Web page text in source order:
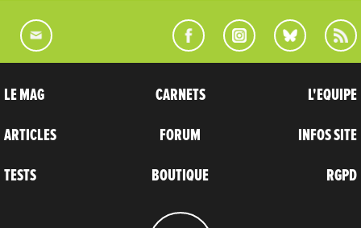
LE MAG
ARTICLES
TESTS
CARNETS
FORUM
BOUTIQUE
L'EQUIPE
INFOS SITE
RGPD